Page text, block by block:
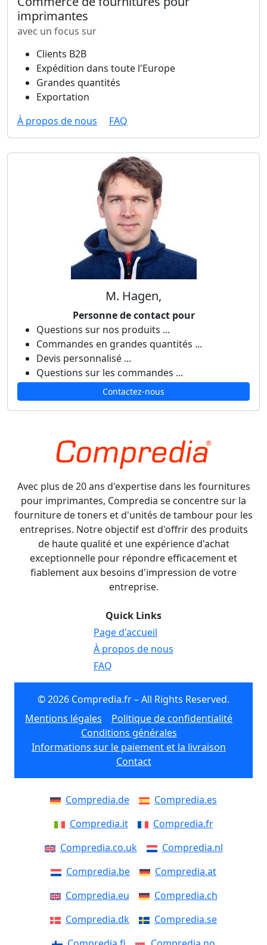
imprimantes
avec un focus sur
Clients B2B
Expédition dans toute l'Europe
Grandes quantités
Exportation
À propos de nous
FAQ
M. Hagen,
Personne de contact pour
Questions sur nos produits ...
Commandes en grandes quantités ...
Devis personnalisé ...
Questions sur les commandes ...
Contactez-nous
Avec plus de 20 ans d'expertise dans les fournitures
pour imprimantes, Compredia se concentre sur la
fourniture de toners et d'unités de tambour pour les
entreprises. Notre objectif est d'offrir des produits
de haute qualité et une expérience d'achat
exceptionnelle pour répondre efficacement et
fiablement aux besoins d'impression de votre
entreprise.
Quick Links
Page d'accueil
À propos de nous
FAQ
© 2026 Compredia.fr – All Rights Reserved.
Mentions légales
Politique de confidentialité
Conditions générales
Informations sur le paiement et la livraison
Contact
Compredia.de
Compredia.es
Compredia.it
Compredia.fr
Compredia.co.uk
Compredia.nl
Compredia.be
Compredia.at
Compredia.eu
Compredia.ch
Compredia.dk
Compredia.se